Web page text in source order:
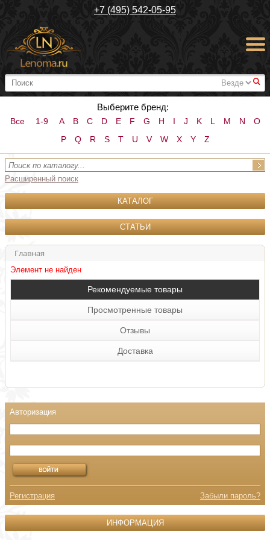
+7 (495) 542-05-95
#
Выберите бренд:
Все 1-9 A B C D E F G H I J K L M N
O
P
Q R S T U V W X Y Z
Расширенный поиск
КАТАЛОГ
СТАТЬИ
Главная
Элемент не найден
Рекомендуемые товары
Просмотренные товары
Отзывы
Доставка
Регистрация Забыли пароль?
ИНФОРМАЦИЯ